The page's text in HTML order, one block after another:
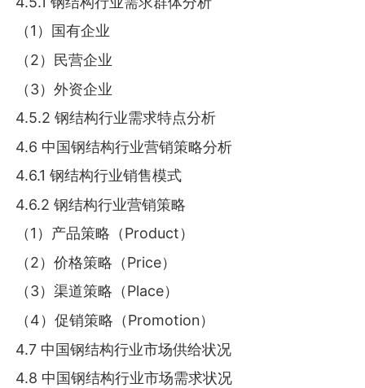
（1）国有企业
（2）民营企业
（3）外资企业
4.5.2 钢结构行业需求特点分析
4.6 中国钢结构行业营销策略分析
4.6.1 钢结构行业销售模式
4.6.2 钢结构行业营销策略
（1）产品策略（Product）
（2）价格策略（Price）
（3）渠道策略（Place）
（4）促销策略（Promotion）
4.7 中国钢结构行业市场供给状况
4.8 中国钢结构行业市场需求状况